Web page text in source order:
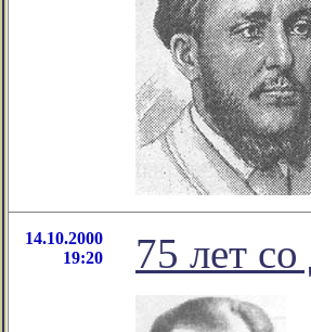
14.10.2000
19:20
75 лет